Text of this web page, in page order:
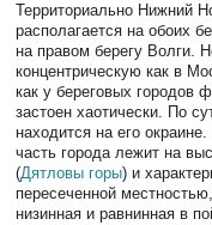
Территориально Нижний
располагается на обоих
на правом берегу Волги.
концентрическую как в
как у береговых городов
застоен хаотически. По
находится на его окраине.
часть города лежит на
(Дятловы горы) и
пересеченной
низинная и равнинная в